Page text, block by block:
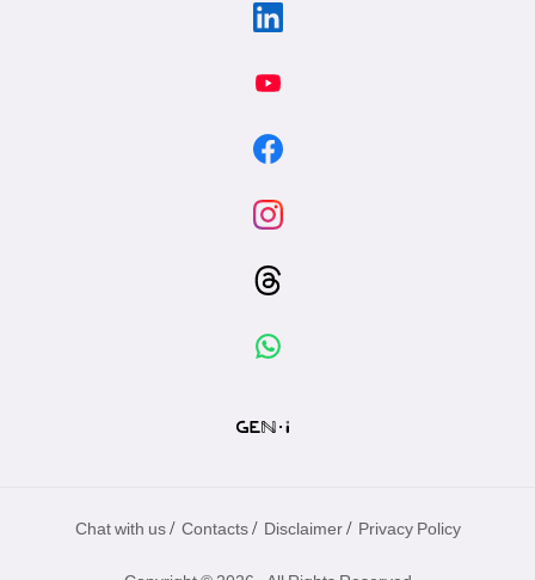
Chat with us / Contacts / Disclaimer / Privacy Policy